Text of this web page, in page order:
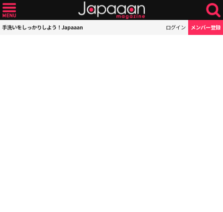
手洗いをしっかりしよう！Japaaan ログイン メンバー登録